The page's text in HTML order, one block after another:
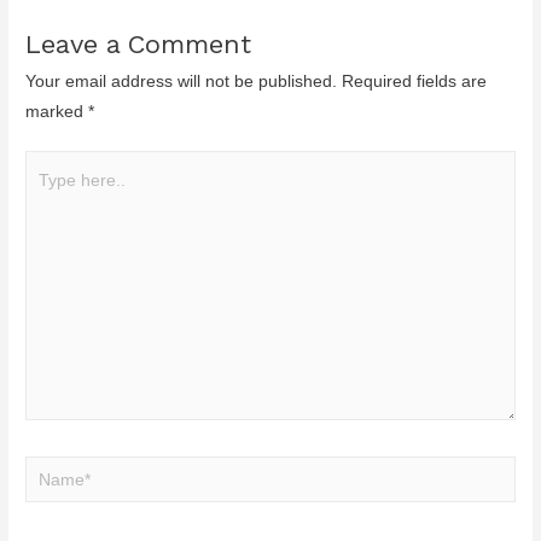
Leave a Comment
Your email address will not be published.
Required fields are
marked*